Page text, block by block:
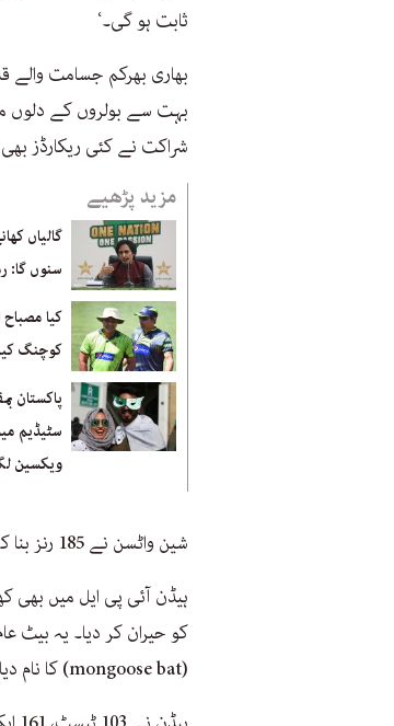
ثابت ہو گی۔‘
بہت سے بولروں کے دلوں
شراکت نے کئی ریکارڈز
مزید پڑھیے
گالیاں
سنوں گا:
کیا
کوچنگ
پاکستان
سٹیڈیم
ویکسین
شین واٹسن نے 185 رنز بنا کر ہیڈن سے یہ ریکارڈ چھین لیا۔
کو حیران کر دیا۔ یہ بیٹ
(mongoose bat) کا نام دیا گیا۔